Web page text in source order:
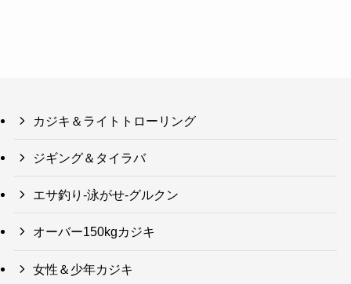
カジキ＆ライトトローリング
ジギング＆タイラバ
エサ釣り-泳がせ-グルクン
オーバー150kgカジキ
女性＆少年カジキ